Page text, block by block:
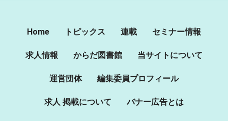
Home トピックス 連載 セミナー情報
求人情報 からだ図書館 当サイトについて
運営団体 編集委員プロフィール
求人 掲載について バナー広告とは